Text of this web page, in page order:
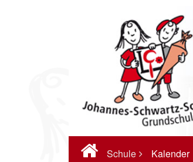
Schule Kalender